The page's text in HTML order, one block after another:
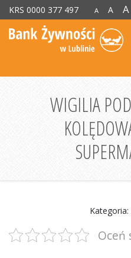
KRS 0000 377 497 A A A
WIGILIA
Oceń